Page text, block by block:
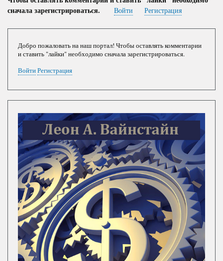
сначала зарегистрироваться.
Войти Регистрация
Добро пожаловать на наш портал! Чтобы оставлять комментарии
и ставить "лайки" необходимо сначала зарегистрироваться.
ВойтиРегистрация